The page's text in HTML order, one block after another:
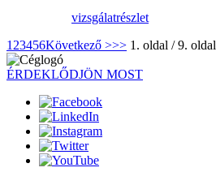
vizsgálatrészlet
1 23456Következő >>> 1. oldal / 9. oldal
ÉRDEKLŐDJÖN MOST